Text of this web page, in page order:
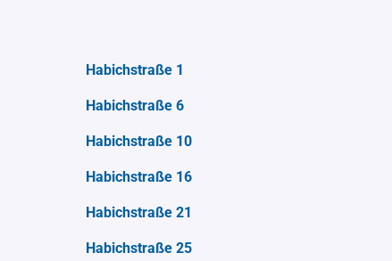
Habichstraße 1
Habichstraße 6
Habichstraße 10
Habichstraße 16
Habichstraße 21
Habichstraße 25